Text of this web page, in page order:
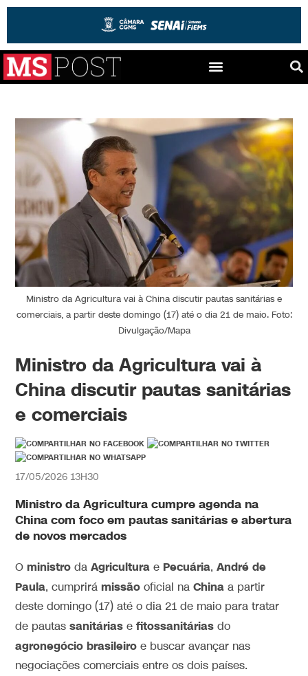
Ministro da Agricultura vai à China discutir pautas sanitárias e
comerciais, a partir deste domingo (17) até o dia 21 de maio. Foto:
Divulgação/Mapa
Ministro da Agricultura vai à
China discutir pautas sanitárias
e comerciais
17/05/2026 13H30
Ministro da Agricultura cumpre agenda na
China com foco em pautas sanitárias e abertura
de novos mercados
Oministro daAgricultura e Pecuária,André de
Paula, cumprirámissão oficial naChina a partir
deste domingo (17) até o dia 21 de maio para tratar
de pautassanitárias efitossanitárias do
agronegócio brasileiro e buscar avançar nas
negociações comerciais entre os dois países.